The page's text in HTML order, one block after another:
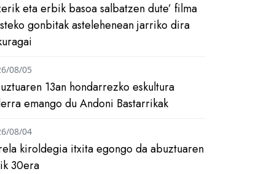
eta erbik basoa salbatzen dute’ filma
gonbitak astelehenean jarriko dira
13an hondarrezko eskultura
emango du Andoni Bastarrikak
08/05
kiroldegia itxita egongo da abuztuaren
30era
08/04